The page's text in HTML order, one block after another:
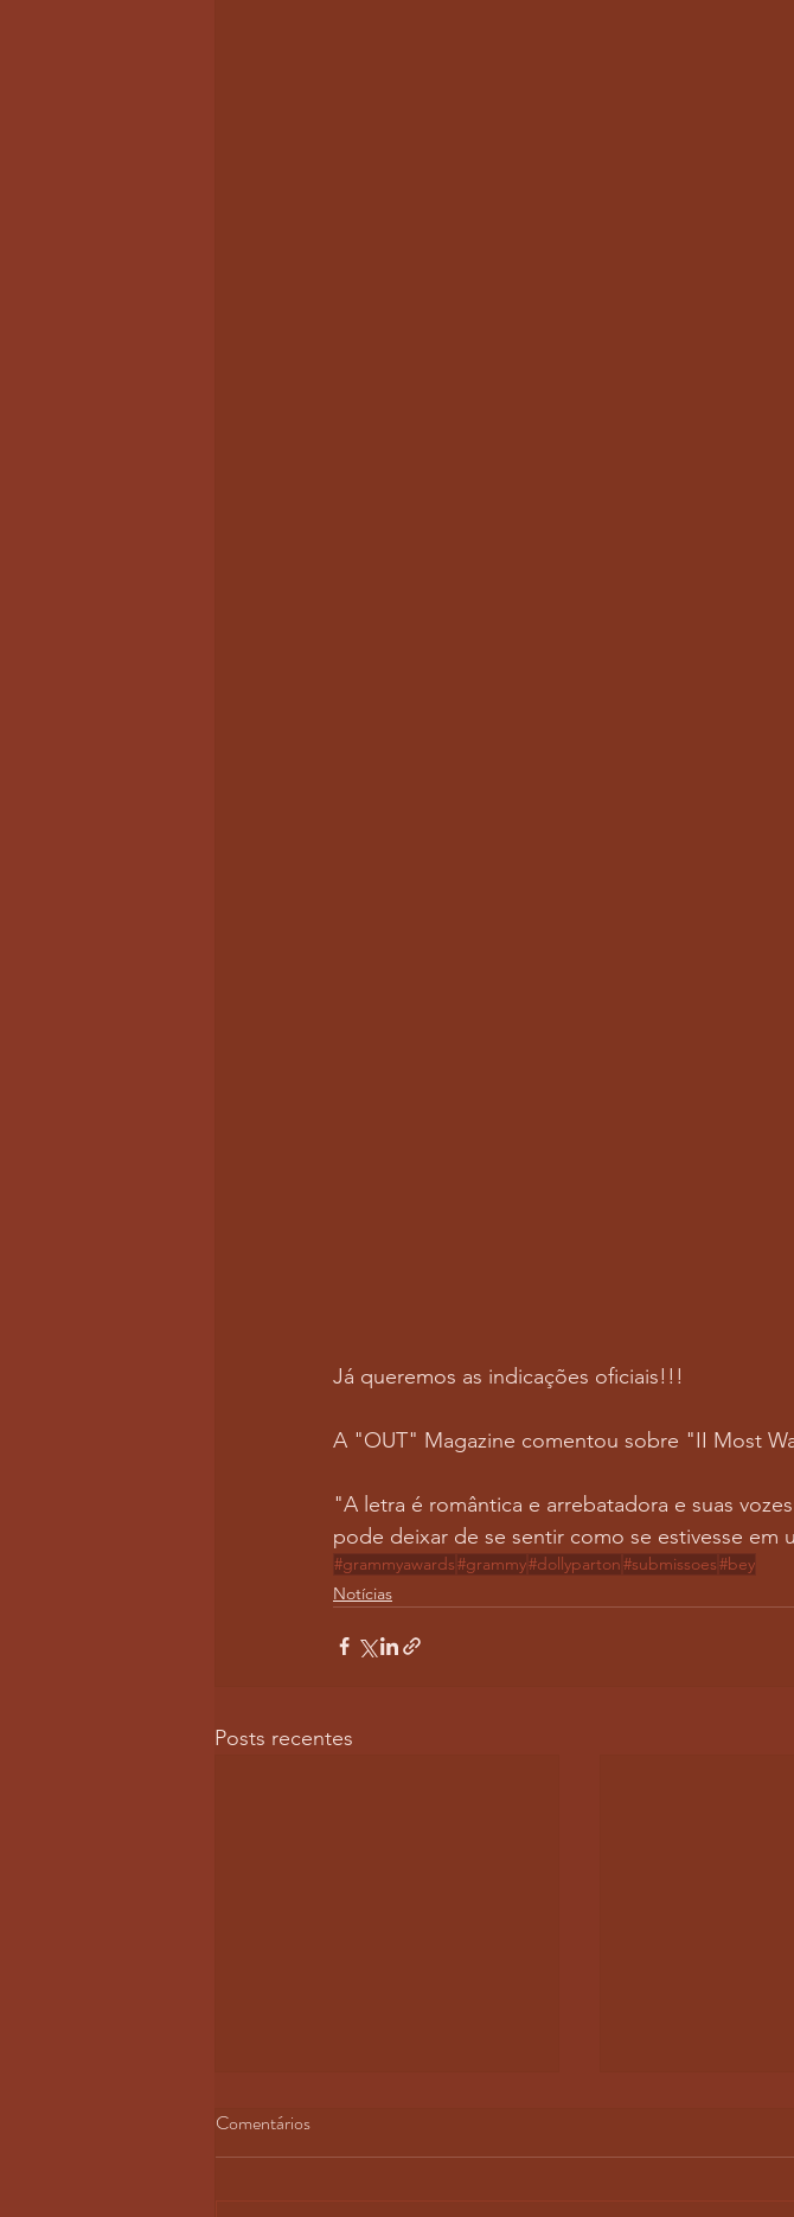
Já queremos as indicações oficiais!!!
A "OUT" Magazine comentou sobre "II Most
"A letra é romântica e arrebatadora e suas
pode deixar de se sentir como se estivesse em
#grammyawards#grammy#dollyparton#submissoes#bey
Notícias
Posts recentes
Comentários